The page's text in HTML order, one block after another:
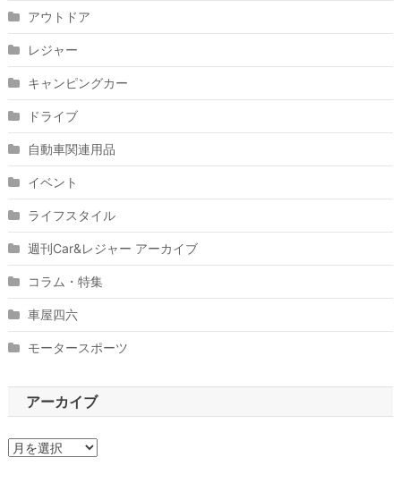
アウトドア
レジャー
キャンピングカー
ドライブ
自動車関連用品
イベント
ライフスタイル
週刊Car&レジャー アーカイブ
コラム・特集
車屋四六
モータースポーツ
アーカイブ
ア